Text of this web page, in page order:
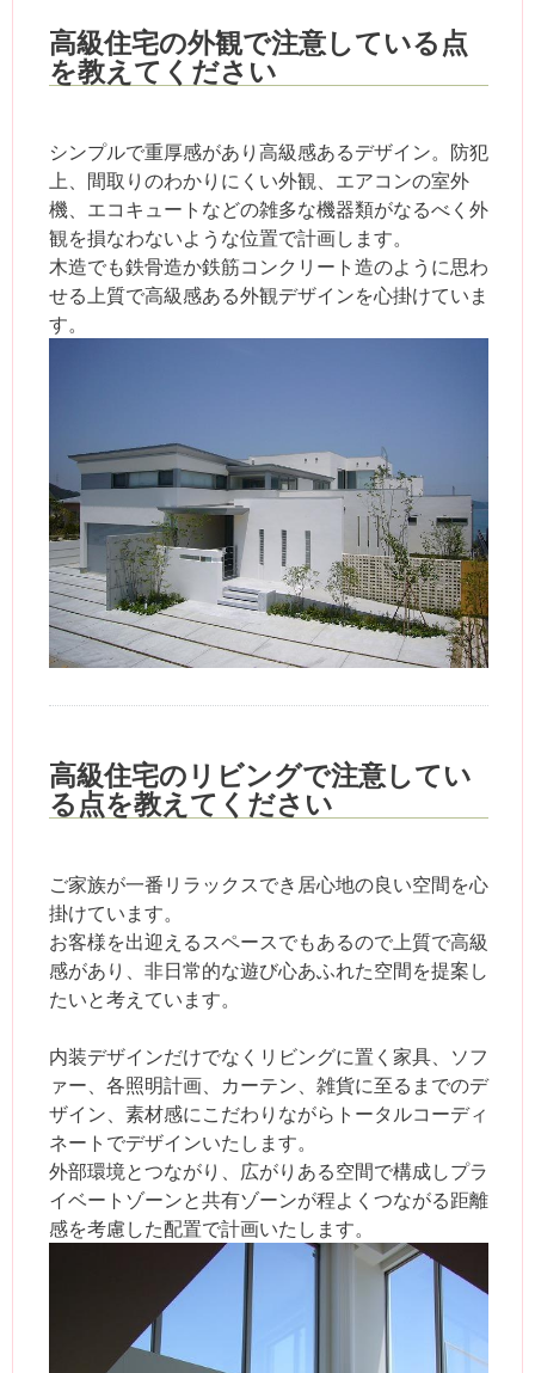
高級住宅の外観で注意している点
を教えてください
シンプルで重厚感があり高級感あるデザイン。防犯
上、間取りのわかりにくい外観、エアコンの室外
機、エコキュートなどの雑多な機器類がなるべく外
観を損なわないような位置で計画します。
木造でも鉄骨造か鉄筋コンクリート造のように思わ
せる上質で高級感ある外観デザインを心掛けていま
す。
高級住宅のリビングで注意してい
る点を教えてください
ご家族が一番リラックスでき居心地の良い空間を心
掛けています。
お客様を出迎えるスペースでもあるので上質で高級
感があり、非日常的な遊び心あふれた空間を提案し
たいと考えています。
内装デザインだけでなくリビングに置く家具、ソフ
ァー、各照明計画、カーテン、雑貨に至るまでのデ
ザイン、素材感にこだわりながらトータルコーディ
ネートでデザインいたします。
外部環境とつながり、広がりある空間で構成しプラ
イベートゾーンと共有ゾーンが程よくつながる距離
感を考慮した配置で計画いたします。